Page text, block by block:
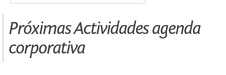
Próximas Actividades agenda
corporativa